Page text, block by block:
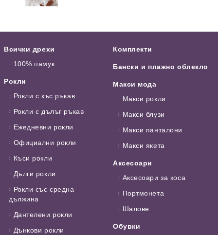
Всички дрехи
100% памук
Рокли
Рокли с къс ръкав
Рокли с дълъг ръкав
Ежедневни рокли
Официални рокли
Къси рокли
Дълги рокли
Рокли със средна
дължина
Дантелени рокли
Дънкови рокли
Комплекти
Бански и плажно облекло
Макси мода
Макси рокли
Макси блузи
Макси панталони
Макси якета
Аксесоари
Аксесоари за коса
Портмонета
Шалове
Обувки